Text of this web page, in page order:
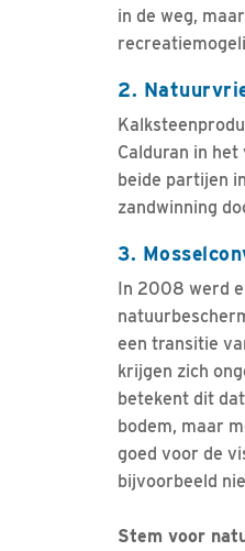
in de weg,
2.
Calduran in
beide partijen
zandwinning
3.
In 2008 werd
een transitie
krijgen zich
betekent dit
bodem, maar
goed voor de
bijvoorbeeld
Stem voor